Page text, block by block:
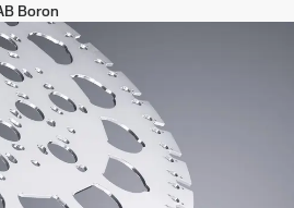
Boron